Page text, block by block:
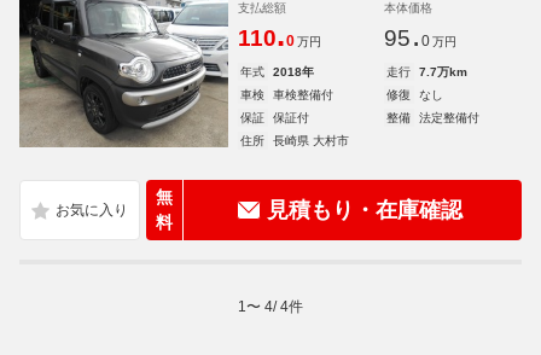
支払総額
110.0 万円
本体価格
95. 0 万円
年式 2018年 走行
7.7万km
車検
車検整備付 修復
なし
保証
保証付 整備
法定整備付
住所
長崎県 大村市
無
料
見積もり・在庫確認
1 〜 4/4件